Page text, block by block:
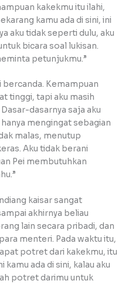
kakekmu itu ilahi,
kamu ada di sini, ini
aku tidak seperti dulu, aku
bicara soal lukisan.
petunjukmu.”
bercanda. Kemampuan
tinggi, tapi aku masih
dasarnya saja aku
mengingat sebagian
malas, menutup
Aku tidak berani
Pei membutuhkan
kaisar sangat
akhirnya beliau
lain secara pribadi, dan
menteri. Pada waktu itu,
potret dari kakekmu, itu
ada di sini, kalau aku
potret darimu untuk